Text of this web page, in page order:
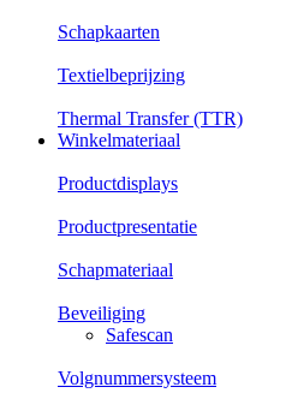
Schapkaarten
Textielbeprijzing
Thermal Transfer (TTR)
Winkelmateriaal
Productdisplays
Productpresentatie
Schapmateriaal
Beveiliging
Safescan
Volgnummersysteem